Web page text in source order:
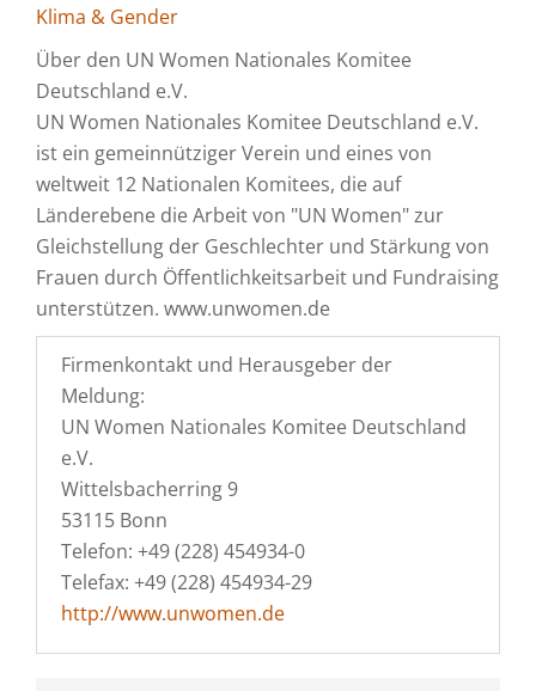
Klima & Gender
Über den UN Women Nationales Komitee
Deutschland e.V.
UN Women Nationales Komitee Deutschland e.V.
ist ein gemeinnütziger Verein und eines von
weltweit 12 Nationalen Komitees, die auf
Länderebene die Arbeit von "UN Women" zur
Gleichstellung der Geschlechter und Stärkung von
Frauen durch Öffentlichkeitsarbeit und Fundraising
unterstützen. www.unwomen.de
Firmenkontakt und Herausgeber der
Meldung:
UN Women Nationales Komitee Deutschland
e.V.
Wittelsbacherring 9
53115 Bonn
Telefon: +49 (228) 454934-0
Telefax: +49 (228) 454934-29
http://www.unwomen.de